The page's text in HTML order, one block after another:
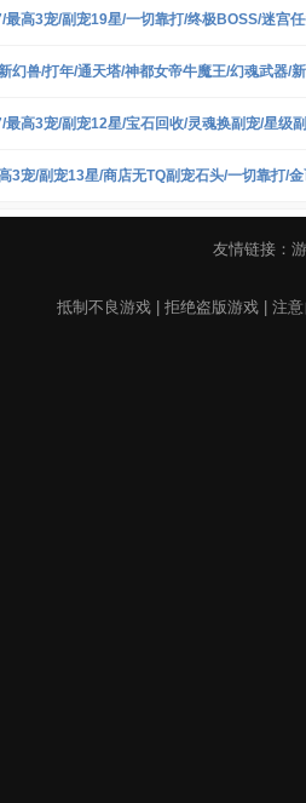
高3宠/副宠19星/一切靠打/终极BOSS/迷宫
幻兽/打年/通天塔/神都女帝牛魔王/幻魂武器/
高3宠/副宠12星/宝石回收/灵魂换副宠/星级
3宠/副宠13星/商店无TQ副宠石头/一切靠打/
友情链接：
抵制不良游戏 | 拒绝盗版游戏 | 注